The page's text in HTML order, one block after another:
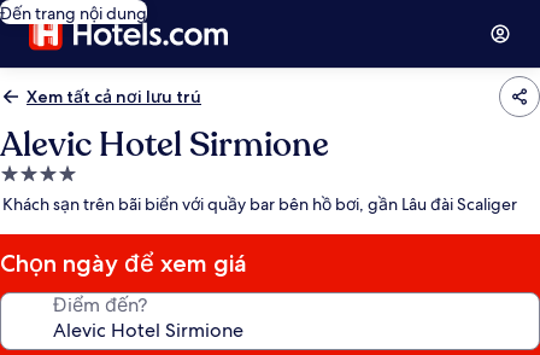
Đến trang nội dung
Xem tất cả nơi lưu trú
Alevic Hotel Sirmione
Nơi
lưu
4.0
sao
Khách sạn trên bãi biển với quầy bar bên hồ bơi, gần Lâu đài Scaliger
Chọn ngày để xem giá
Điểm đến?